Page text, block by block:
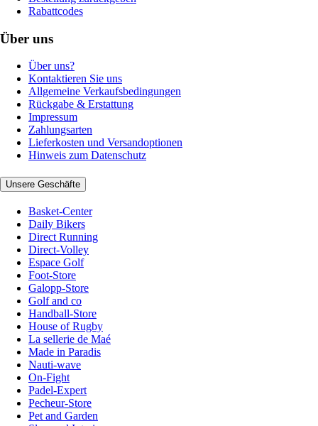
Rabattcodes
Über uns
Über uns?
Kontaktieren Sie uns
Allgemeine Verkaufsbedingungen
Rückgabe & Erstattung
Impressum
Zahlungsarten
Lieferkosten und Versandoptionen
Hinweis zum Datenschutz
Unsere Geschäfte
Basket-Center
Daily Bikers
Direct Running
Direct-Volley
Espace Golf
Foot-Store
Galopp-Store
Golf and co
Handball-Store
House of Rugby
La sellerie de Maé
Made in Paradis
Nauti-wave
On-Fight
Padel-Expert
Pecheur-Store
Pet and Garden